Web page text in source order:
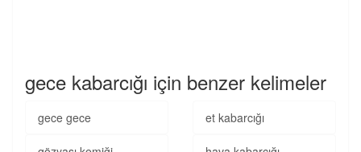
gece kabarcığı için benzer kelimeler
gece gece et kabarcığı